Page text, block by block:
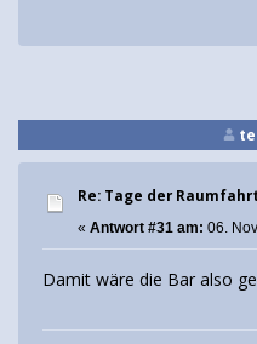
Re: Tage der
« Antwort #31 am: 06.
Damit wäre die Bar also